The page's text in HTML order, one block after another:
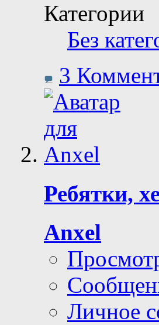
Категории
Без
3
Ребятки,
Anxel
Личное